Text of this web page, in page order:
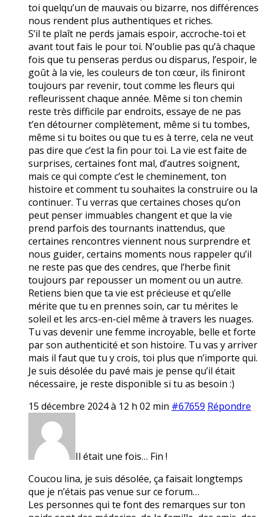
toi quelqu’un de mauvais ou bizarre, nos différences
nous rendent plus authentiques et riches.
S’il te plaît ne perds jamais espoir, accroche-toi et
avant tout fais le pour toi. N’oublie pas qu’à chaque
fois que tu penseras perdus ou disparus, l’espoir, le
goût à la vie, les couleurs de ton cœur, ils finiront
toujours par revenir, tout comme les fleurs qui
refleurissent chaque année. Même si ton chemin
reste très difficile par endroits, essaye de ne pas
t’en détourner complètement, même si tu tombes,
même si tu boites ou que tu es à terre, cela ne veut
pas dire que c’est la fin pour toi. La vie est faite de
surprises, certaines font mal, d’autres soignent,
mais ce qui compte c’est le cheminement, ton
histoire et comment tu souhaites la construire ou la
continuer. Tu verras que certaines choses qu’on
peut penser immuables changent et que la vie
prend parfois des tournants inattendus, que
certaines rencontres viennent nous surprendre et
nous guider, certains moments nous rappeler qu’il
ne reste pas que des cendres, que l’herbe finit
toujours par repousser un moment ou un autre.
Retiens bien que ta vie est précieuse et qu’elle
mérite que tu en prennes soin, car tu mérites le
soleil et les arcs-en-ciel même à travers les nuages.
Tu vas devenir une femme incroyable, belle et forte
par son authenticité et son histoire. Tu vas y arriver
mais il faut que tu y crois, toi plus que n’importe qui.
Je suis désolée du pavé mais je pense qu’il était
nécessaire, je reste disponible si tu as besoin :)
15 décembre 2024 à 12 h 02 min #67659 Répondre
Il était une fois… Fin !
Coucou lina, je suis désolée, ça faisait longtemps
que je n’étais pas venue sur ce forum…
Les personnes qui te font des remarques sur ton